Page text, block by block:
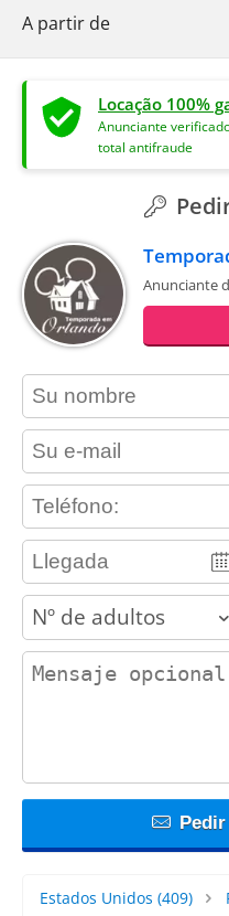
A partir de
Locação 100%
Anunciante
total antifraude
Anunciante
contact_name
contact_email
contact_phone
adults
contact_message
Estados Unidos (409)